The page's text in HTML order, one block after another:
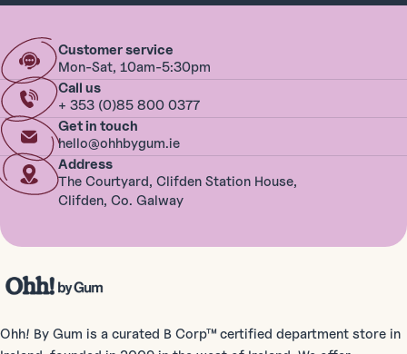
Customer service
Mon-Sat, 10am-5:30pm
Call us
+ 353 (0)85 800 0377
Get in touch
hello@ohhbygum.ie
Address
The Courtyard, Clifden Station House,
Clifden, Co. Galway
Ohh! By Gum is a curated B Corp™ certified department store in